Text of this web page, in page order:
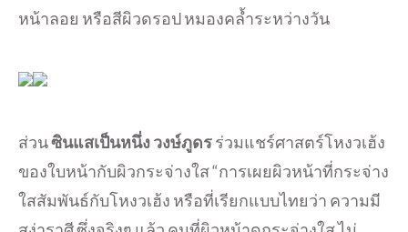
หน้าลอย หรือสีผิวดรอป หมองคล้ำระหว่างวัน
ส่วนซินแสเป็นหนึ่ง วงษ์ภูดรร่วมแชร์ศาสตร์โหงวเฮ้ง
ของใบหน้ากับผิวกระจ่างใส “การเผยผิวหน้าที่กระจ่าง
ใสสัมพันธ์กับโหงวเฮ้ง หรือที่เรียกแบบไทยว่า ความมี